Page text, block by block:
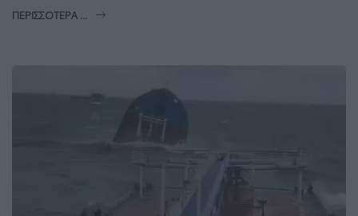
ΠΕΡΙΣΣΌΤΕΡΑ ...